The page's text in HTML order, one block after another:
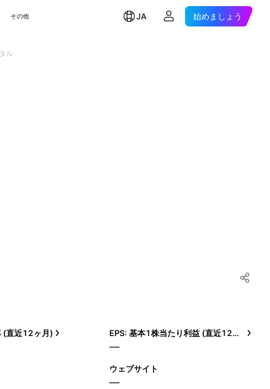
その他 JA 始めましょう
ル
(直近12ヶ月) EPS: 基本1株当たり利益 (直近12ヶ月)
—
ウェブサイト
—